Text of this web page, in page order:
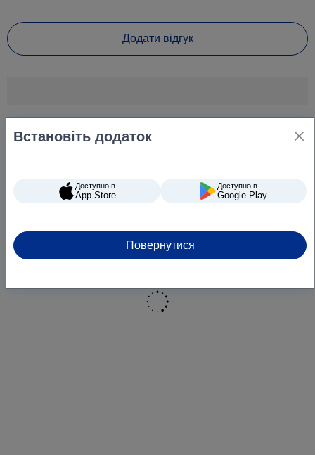
Додати відгук
Встановіть додаток
Доступно в
App Store
Доступно в
Google Play
Повернутися